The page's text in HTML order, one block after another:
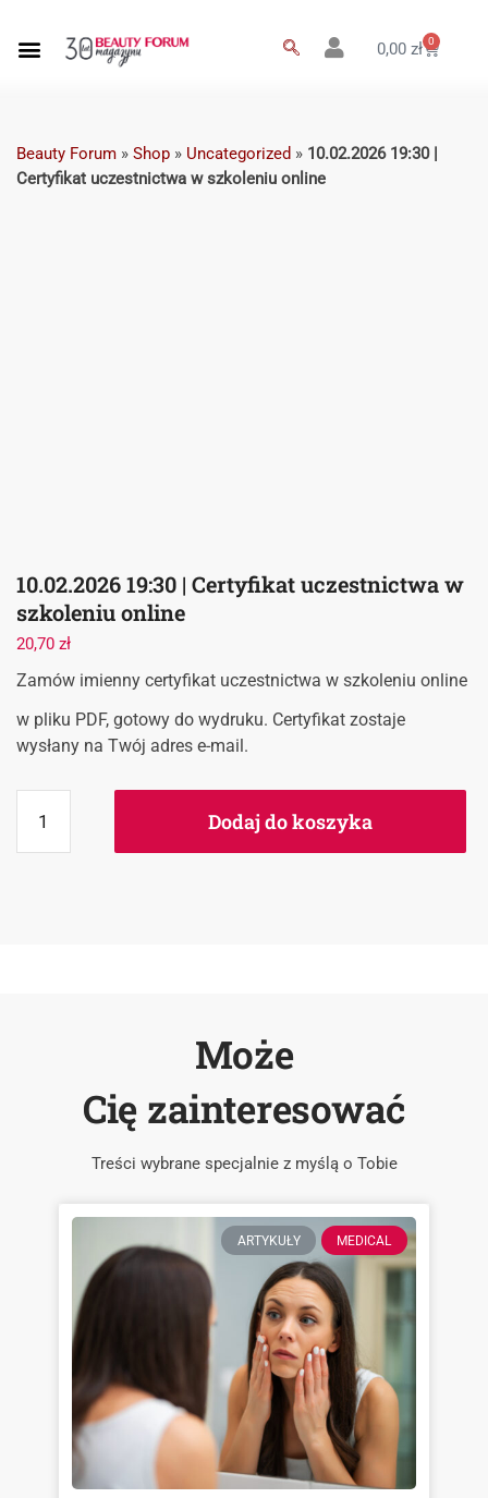
0,00zł 0
Beauty Forum » Shop » Uncategorized » 10.02.2026 19:30 |
Certyfikat uczestnictwa w szkoleniu online
10.02.2026 19:30 | Certyfikat uczestnictwa w
szkoleniu online
20,70 zł
Zamów imienny certyfikat uczestnictwa w szkoleniu online
w pliku PDF, gotowy do wydruku. Certyfikat zostaje
wysłany na Twój adres e-mail.
Dodaj do koszyka
Może
Cię zainteresować
Treści wybrane specjalnie z myślą o Tobie
ARTYKUŁY MEDICAL